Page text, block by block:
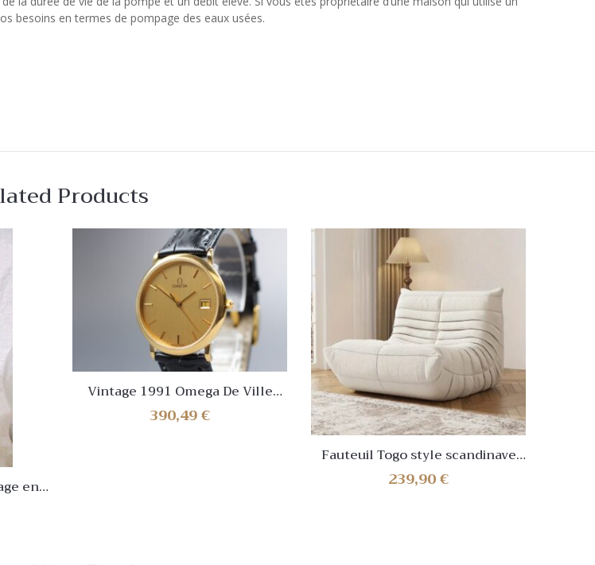
besoins en termes de pompage des eaux usées.
Products
Vintage 1991 Omega De Ville
Cal.1430 Ref.196.0312.1 Gold Dial
Watch [Near Mint]
390,49€
Fauteuil Togo style scandinave
vintage – Blanc – NEUF✅
239,90€